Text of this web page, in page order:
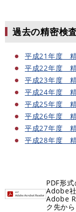
過去の精密検
平成21年度
平成22年度
平成23年度
平成24年度
平成25年度
平成26年度
平成27年度
平成28年度
PDF形
Adobe
Adobe
ク先か